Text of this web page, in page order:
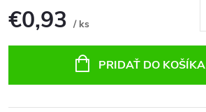
€0,93 / ks
PRIDAŤ DO KOŠÍKA